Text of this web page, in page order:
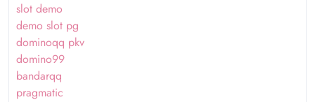
slot demo
demo slot pg
dominoqq pkv
domino99
bandarqq
pragmatic